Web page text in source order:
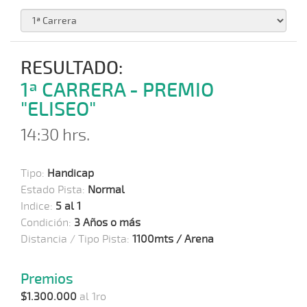
RESULTADO:
1ª CARRERA - PREMIO
"ELISEO"
14:30 hrs.
Tipo: Handicap
Estado Pista: Normal
Indice: 5 al 1
Condición: 3 Años o más
Distancia / Tipo Pista: 1100mts / Arena
Premios
$1.300.000 al 1ro